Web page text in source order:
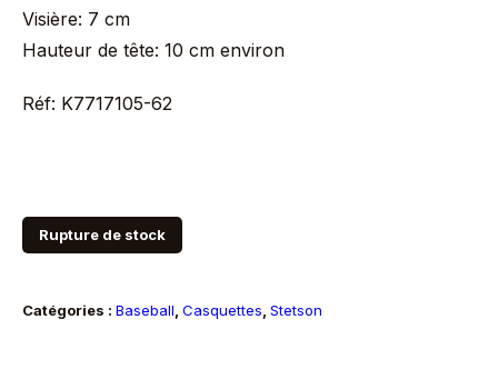
Visière: 7 cm
Hauteur de tête: 10 cm environ
Réf: K7717105-62
Rupture de stock
Catégories : Baseball Casquettes Stetson